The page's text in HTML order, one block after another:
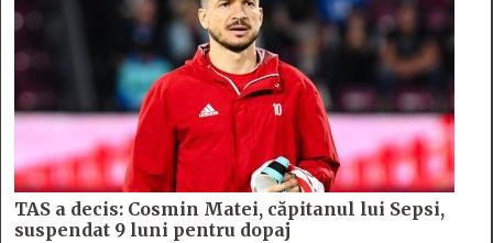
TAS a decis: Cosmin Matei, căpitanul lui Sepsi,
suspendat 9 luni pentru dopaj